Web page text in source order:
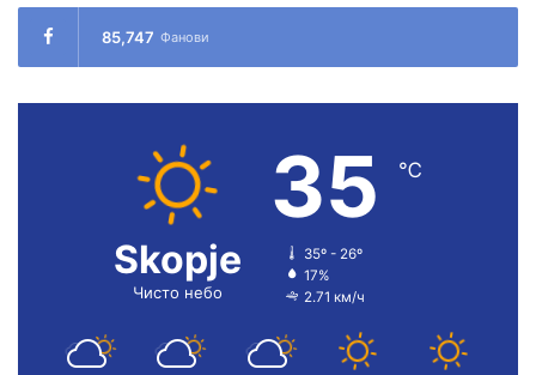
85,747 Фанови
Skopje
Чисто небо
35 ℃
35º - 26º
17%
2.71 км/ч